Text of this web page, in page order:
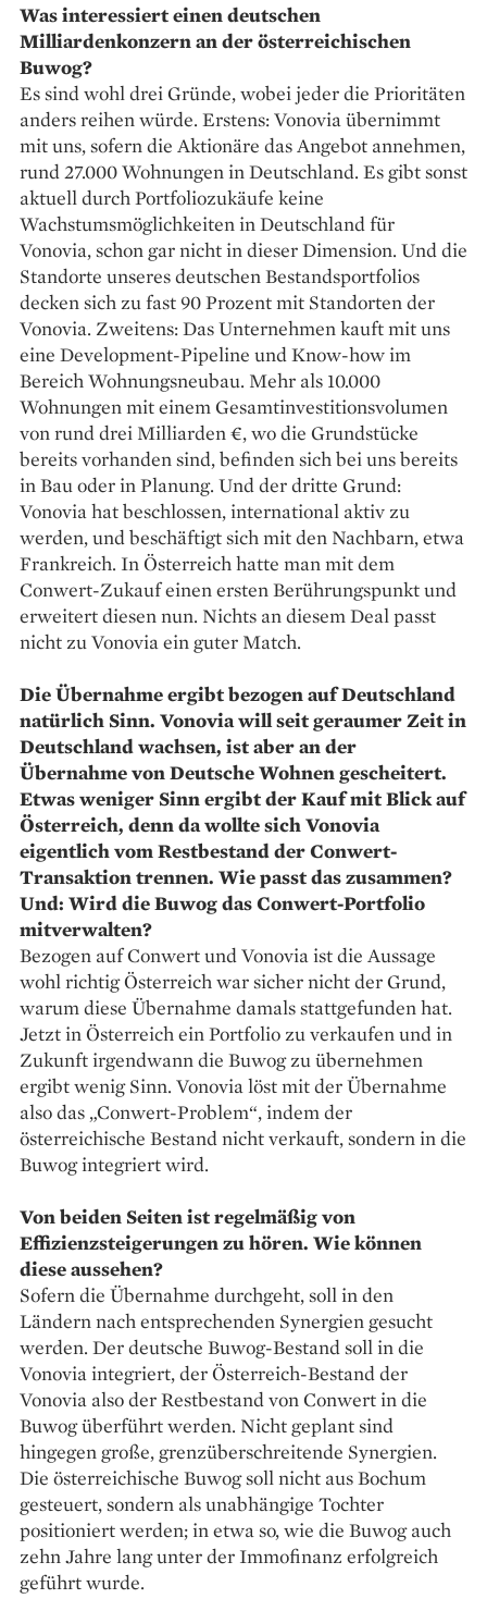
Was interessiert einen deutschen
Milliardenkonzern an der österreichischen
Buwog?
Es sind wohl drei Gründe, wobei jeder die Prioritäten
anders reihen würde. Erstens: Vonovia übernimmt
mit uns, sofern die Aktionäre das Angebot annehmen,
rund 27.000 Wohnungen in Deutschland. Es gibt sonst
aktuell durch Portfoliozukäufe keine
Wachstumsmöglichkeiten in Deutschland für
Vonovia, schon gar nicht in dieser Dimension. Und die
Standorte unseres deutschen Bestandsportfolios
decken sich zu fast 90 Prozent mit Standorten der
Vonovia. Zweitens: Das Unternehmen kauft mit uns
eine Development-Pipeline und Know-how im
Bereich Wohnungsneubau. Mehr als 10.000
Wohnungen mit einem Gesamtinvestitionsvolumen
von rund drei Milliarden €, wo die Grundstücke
bereits vorhanden sind, befinden sich bei uns bereits
in Bau oder in Planung. Und der dritte Grund:
Vonovia hat beschlossen, international aktiv zu
werden, und beschäftigt sich mit den Nachbarn, etwa
Frankreich. In Österreich hatte man mit dem
Conwert-Zukauf einen ersten Berührungspunkt und
erweitert diesen nun. Nichts an diesem Deal passt
nicht zu Vonovia ein guter Match.
Die Übernahme ergibt bezogen auf Deutschland
natürlich Sinn. Vonovia will seit geraumer Zeit in
Deutschland wachsen, ist aber an der
Übernahme von Deutsche Wohnen gescheitert.
Etwas weniger Sinn ergibt der Kauf mit Blick auf
Österreich, denn da wollte sich Vonovia
eigentlich vom Restbestand der Conwert-
Transaktion trennen. Wie passt das zusammen?
Und: Wird die Buwog das Conwert-Portfolio
mitverwalten?
Bezogen auf Conwert und Vonovia ist die Aussage
wohl richtig Österreich war sicher nicht der Grund,
warum diese Übernahme damals stattgefunden hat.
Jetzt in Österreich ein Portfolio zu verkaufen und in
Zukunft irgendwann die Buwog zu übernehmen
ergibt wenig Sinn. Vonovia löst mit der Übernahme
also das „Conwert-Problem“, indem der
österreichische Bestand nicht verkauft, sondern in die
Buwog integriert wird.
Von beiden Seiten ist regelmäßig von
Effizienzsteigerungen zu hören. Wie können
diese aussehen?
Sofern die Übernahme durchgeht, soll in den
Ländern nach entsprechenden Synergien gesucht
werden. Der deutsche Buwog-Bestand soll in die
Vonovia integriert, der Österreich-Bestand der
Vonovia also der Restbestand von Conwert in die
Buwog überführt werden. Nicht geplant sind
hingegen große, grenzüberschreitende Synergien.
Die österreichische Buwog soll nicht aus Bochum
gesteuert, sondern als unabhängige Tochter
positioniert werden; in etwa so, wie die Buwog auch
zehn Jahre lang unter der Immofinanz erfolgreich
geführt wurde.